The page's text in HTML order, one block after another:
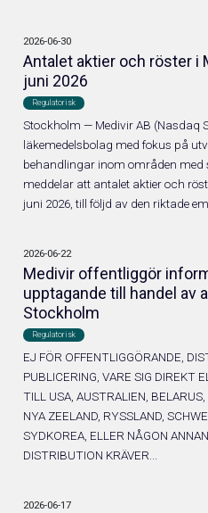
Nyheter
2026-06-30
Antalet aktier och röster i
juni 2026
Regulatorisk
Stockholm — Medivir AB (Nasdaq
läkemedelsbolag med fokus på
behandlingar inom områden med
meddelar att antalet aktier och
juni 2026, till följd av den riktade
2026-06-22
Medivir offentliggör
upptagande till handel av
Stockholm
Regulatorisk
EJ FÖR OFFENTLIGGÖRANDE,
PUBLICERING, VARE SIG DIREKT
TILL USA, AUSTRALIEN,
NYA ZEELAND, RYSSLAND,
SYDKOREA, ELLER NÅGON
DISTRIBUTION KRÄVER...
2026-06-17